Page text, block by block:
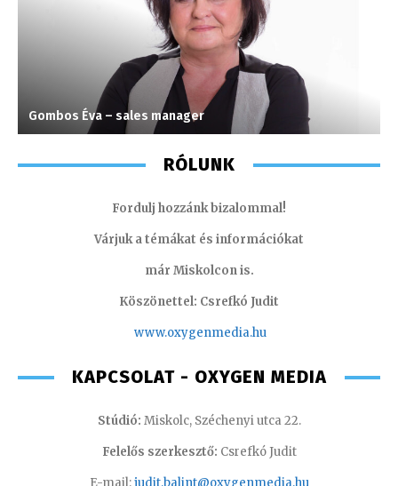
Gombos Éva – sales manager
RÓLUNK
Fordulj hozzánk bizalommal!
Várjuk a témákat és információkat
már Miskolcon is.
Köszönettel: Csrefkó Judit
www.oxygenmedia.hu
KAPCSOLAT - OXYGEN MEDIA
Stúdió: Miskolc, Széchenyi utca 22.
Felelős szerkesztő: Csrefkó Judit